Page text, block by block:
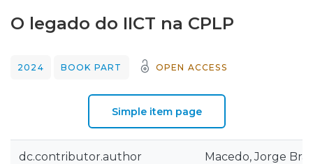
Statistics
O legado do IICT na CPLP
2024 BOOK PART OPEN ACCESS
Simple item page
dc.contributor.author Macedo, Jorge